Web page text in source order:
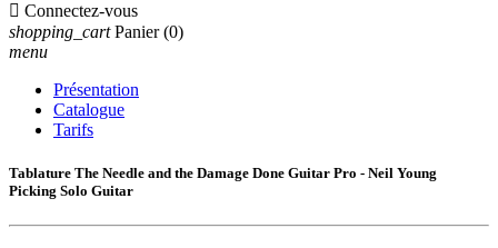
 Connectez-vous
shopping_cart Panier (0)
menu
Présentation
Catalogue
Tarifs
Tablature The Needle and the Damage Done Guitar Pro - Neil Young
Picking Solo Guitar